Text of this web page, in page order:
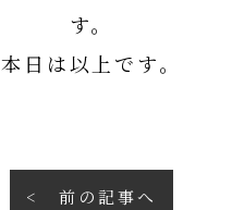
す。
本日は以上です。
前の記事へ